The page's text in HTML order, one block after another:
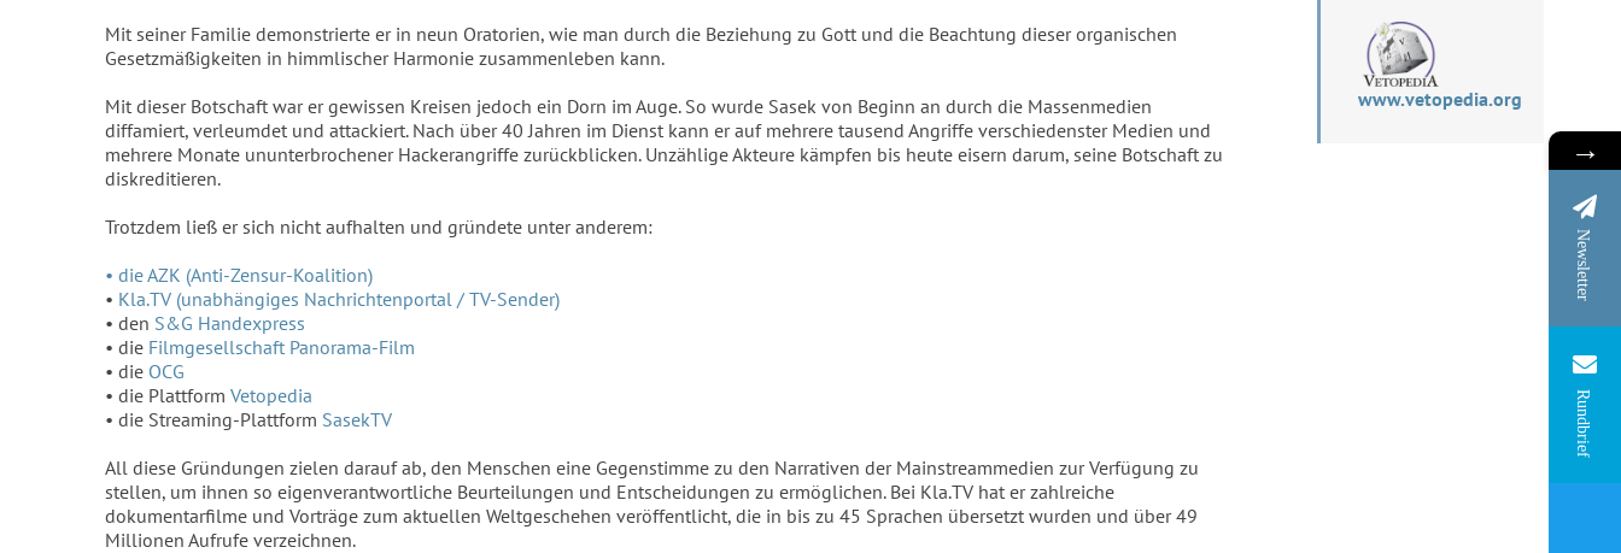
Mit seiner Familie demonstrierte er in neun Oratorien, wie man durch die Beziehung zu Gott und die Beachtung dieser organischen
Gesetzmäßigkeiten in himmlischer Harmonie zusammenleben kann.
Mit dieser Botschaft war er gewissen Kreisen jedoch ein Dorn im Auge. So wurde Sasek von Beginn an durch die Massenmedien
diffamiert, verleumdet und attackiert. Nach über 40 Jahren im Dienst kann er auf mehrere tausend Angriffe verschiedenster Medien und
mehrere Monate ununterbrochener Hackerangriffe zurückblicken. Unzählige Akteure kämpfen bis heute eisern darum, seine Botschaft zu
diskreditieren.
Trotzdem ließ er sich nicht aufhalten und gründete unter anderem:
• die AZK (Anti-Zensur-Koalition)
• Kla.TV (unabhängiges Nachrichtenportal / TV-Sender)
• den S&G Handexpress
• die Filmgesellschaft Panorama-Film
• die OCG
• die Plattform Vetopedia
• die Streaming-Plattform SasekTV
All diese Gründungen zielen darauf ab, den Menschen eine Gegenstimme zu den Narrativen der Mainstreammedien zur Verfügung zu
stellen, um ihnen so eigenverantwortliche Beurteilungen und Entscheidungen zu ermöglichen. Bei Kla.TV hat er zahlreiche
dokumentarfilme und Vorträge zum aktuellen Weltgeschehen veröffentlicht, die in bis zu 45 Sprachen übersetzt wurden und über 49
Millionen Aufrufe verzeichnen.
www.vetopedia.org
→
Newsletter
Rundbrief